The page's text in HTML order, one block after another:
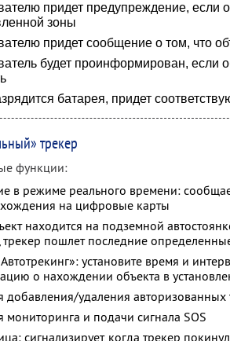
придет предупреждение, если
зоны
придет сообщение о том, что
будет проинформирован, если
батарея, придет
трекер
функции:
в режиме реального времени:
на цифровые карты
находится на подземной
трекер пошлет последние
установите время и
о нахождении объекта в
добавления/удаления
мониторинга и подачи сигнала SOS
сигнализирует, когда трекер